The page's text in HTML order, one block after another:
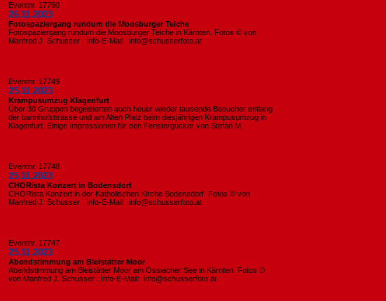
Eventnr. 17750
26.11.2023
Fotospaziergang rundum die Moosburger Teiche
Fotospaziergang rundum die Moosburger Teiche in Kärnten. Fotos © von
Manfred J. Schusser . Info-E-Mail: info@schusserfoto.at
Eventnr. 17749
25.11.2023
Krampusumzug Klagenfurt
Über 30 Gruppen begeisterten auch heuer wieder tausende Besucher entlang
der bahnhofsttrasse und am Alten Platz beim diesjährigen Krampusumzug in
Klagenfurt. Einige Impressionen für den Fenstergucker von Stefan M.
Eventnr. 17748
25.11.2023
CHORista Konzert in Bodensdorf
CHORista Konzert in der Katholischen Kirche Bodensdorf. Fotos © von
Manfred J. Schusser . Info-E-Mail: info@schusserfoto.at
Eventnr. 17747
25.11.2023
Abendstimmung am Bleistätter Moor
Abendstimmung am Bleistätter Moor am Ossiacher See in Kärnten. Fotos ©
von Manfred J. Schusser . Info-E-Mail: info@schusserfoto.at